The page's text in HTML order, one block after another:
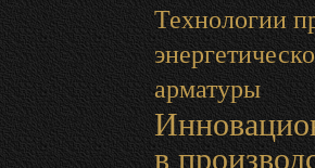
Технологии
арматуры
в